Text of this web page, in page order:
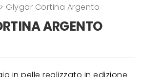
> Glygar Cortina Argento
ARGENTO
in pelle realizzato in edizione